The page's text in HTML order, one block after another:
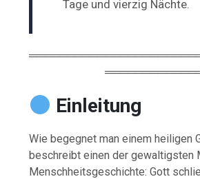
Tage und vierzig Nächte.
Einleitung
Wie begegnet man einem heiligen
beschreibt einen der gewaltigsten
Menschheitsgeschichte: Gott